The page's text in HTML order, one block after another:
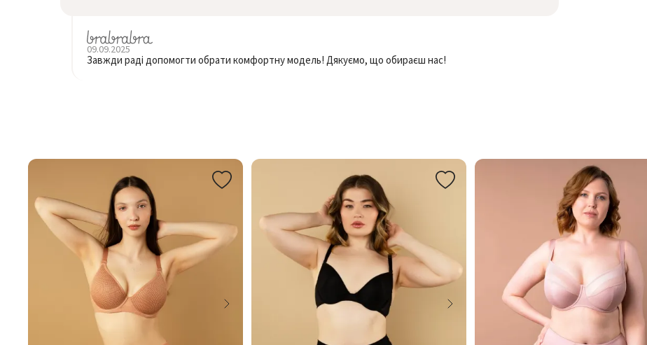
09.09.2025
Завжди раді допомогти обрати комфортну модель! Дякуємо, що обираєш нас!